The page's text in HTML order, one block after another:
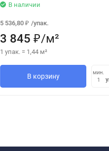
В наличии
5 536,80 ₽ /упак.
3 845 ₽/м²
1 упак. = 1,44 м²
В корзину
мин.
1